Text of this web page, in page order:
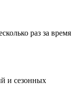
раз за время
и сезонных